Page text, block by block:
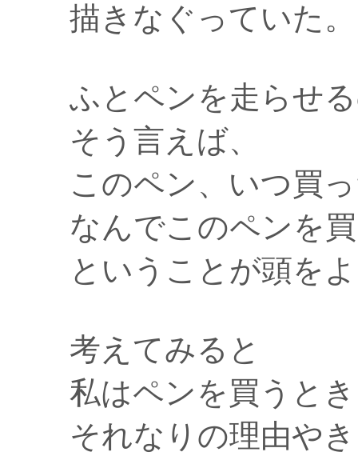
描きなぐっていた。
ふとペンを走らせ
そう言えば、
このペン、いつ買
なんでこのペンを
ということが頭を
考えてみると
私はペンを買うと
それなりの理由や